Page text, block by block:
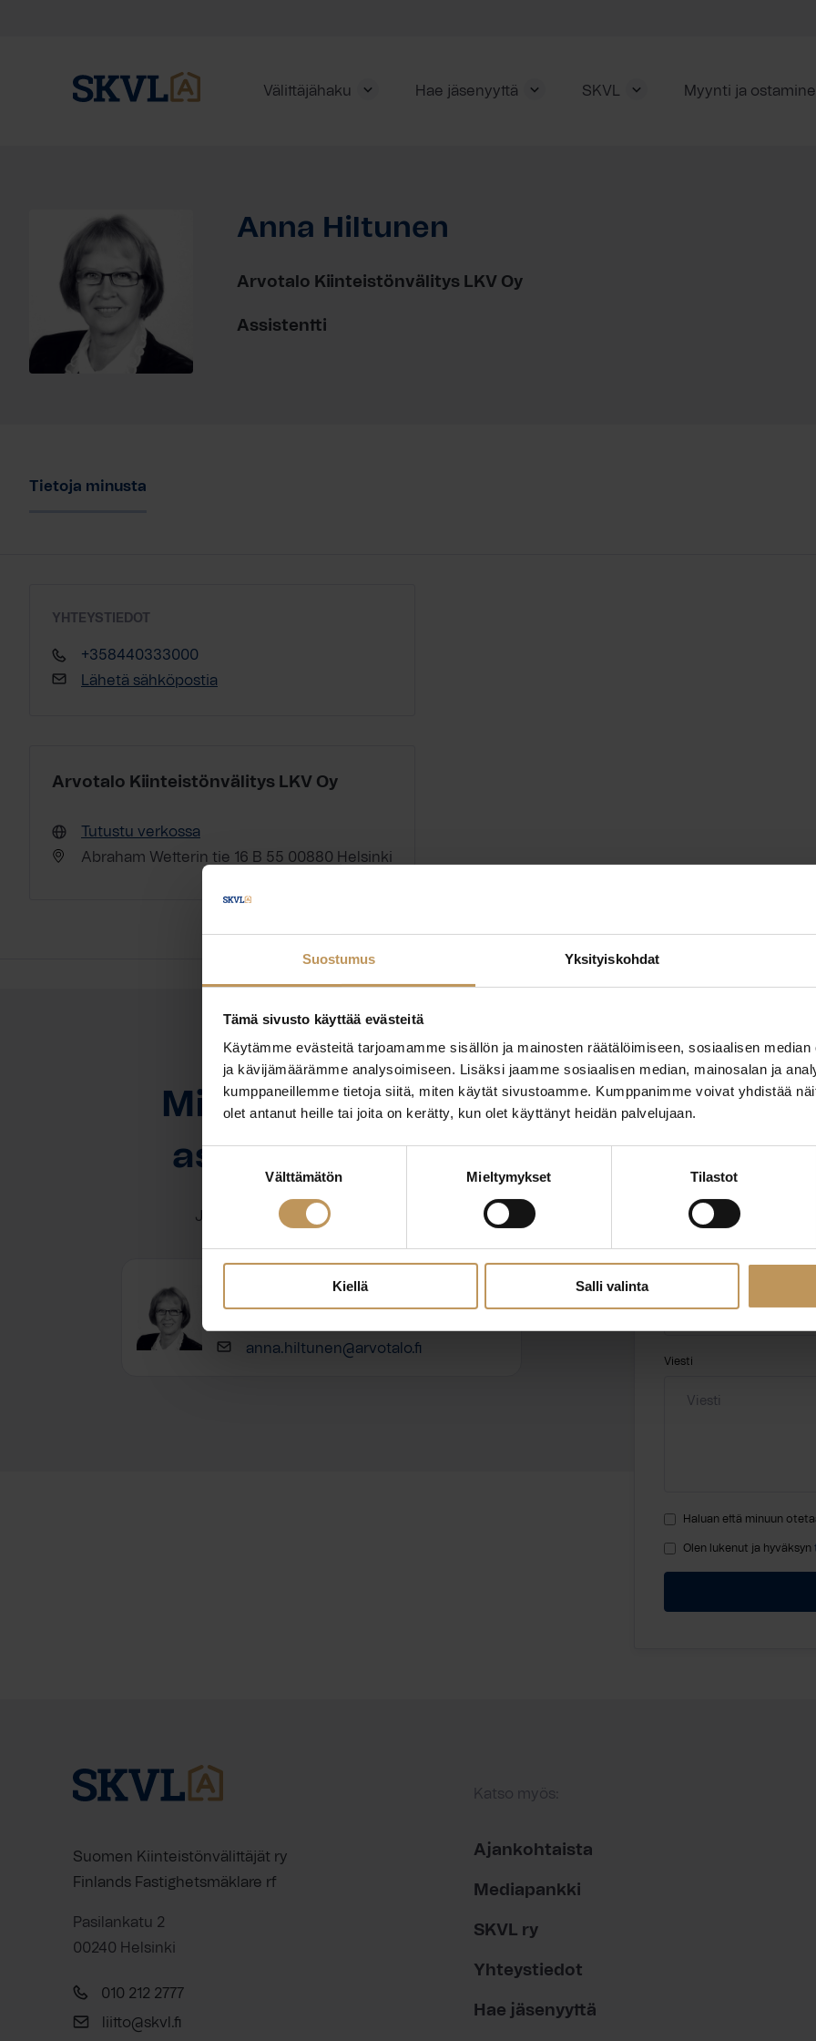
Suostumus Yksityiskohdat
Tämä sivusto käyttää evästeitä
Käytämme evästeitä tarjoamamme sisällön ja mainosten räätälöimiseen, sosiaalisen
ja kävijämäärämme analysoimiseen. Lisäksi jaamme sosiaalisen median, mainosalan ja
kumppaneillemme tietoja siitä, miten käytät sivustoamme. Kumppanimme voivat yhdistää
olet antanut heille tai joita on kerätty, kun olet käyttänyt heidän palvelujaan.
Suostumuksen
Välttämätön Mieltymykset Tilastot
Kiellä Salli valinta
Välittäjähaku Hae jäsenyyttä SKVL Myynti ja
Anna Hiltunen
Arvotalo Kiinteistönvälitys LKV Oy
Assistentti
Tietoja minusta
YHTEYSTIEDOT
+358440333000
Lähetä sähköpostia
Arvotalo Kiinteistönvälitys LKV Oy
Tutustu verkossa
Abraham Wetterin tie 16 B 55 00880 Helsinki
OTA YHTEYTTÄ
Miten voin auttaa
asuntoasioissa?
Jätä yhteystietosi, niin otan yhteyttä
anna.hiltunen@arvotalo.fi
Viesti
Haluan että minuun
Olen lukenut ja hyväksyn
Suomen Kiinteistönvälittäjät ry
Finlands Fastighetsmäklare rf
Pasilankatu 2
00240 Helsinki
010 212 2777
liitto@skvl.fi
Katso myös:
Ajankohtaista
Mediapankki
SKVL ry
Yhteystiedot
Hae jäsenyyttä